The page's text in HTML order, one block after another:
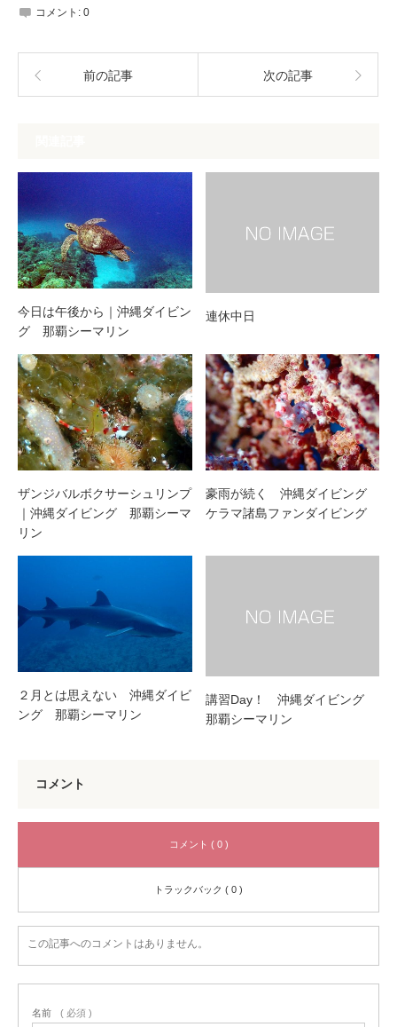
コメント: 0
前の記事 次の記事
今日は午後から｜沖縄ダイビン
グ 那覇シーマリン
連休中日
ザンジバルボクサーシュリンプ
｜沖縄ダイビング 那覇シーマ
リン
豪雨が続く 沖縄ダイビング
ケラマ諸島ファンダイビング
２月とは思えない 沖縄ダイビ
ング 那覇シーマリン
講習Day！ 沖縄ダイビング
那覇シーマリン
コメント
コメント ( 0 )
トラックバック ( 0 )
この記事へのコメントはありません。
名前 ( 必須 )